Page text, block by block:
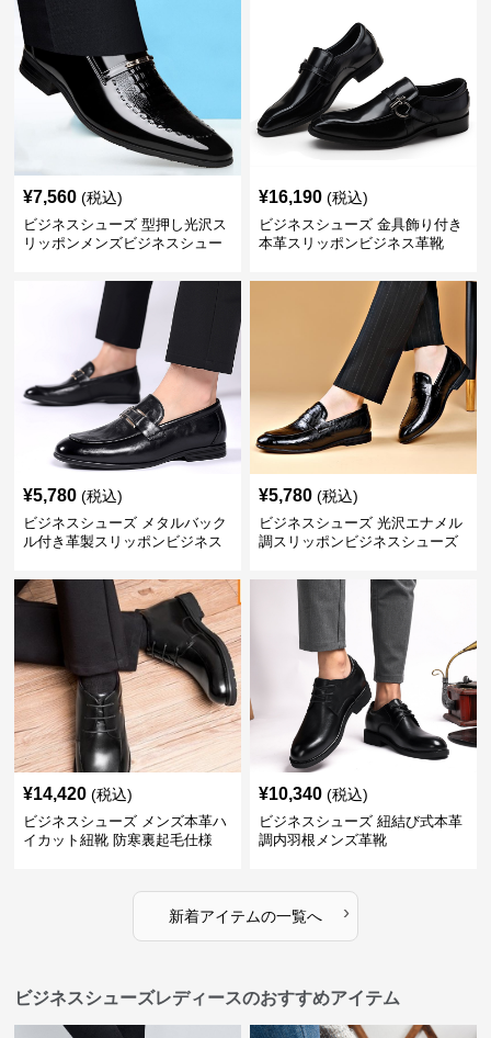
¥7,560 (税込)
ビジネスシューズ 型押し光沢ス
リッポンメンズビジネスシュー
¥16,190 (税込)
ビジネスシューズ 金具飾り付き
本革スリッポンビジネス革靴
¥5,780 (税込)
ビジネスシューズ メタルバック
ル付き革製スリッポンビジネス
¥5,780 (税込)
ビジネスシューズ 光沢エナメル
調スリッポンビジネスシューズ
¥14,420 (税込)
ビジネスシューズ メンズ本革ハ
イカット紐靴 防寒裏起毛仕様
¥10,340 (税込)
ビジネスシューズ 紐結び式本革
調内羽根メンズ革靴
新着アイテムの一覧へ ›
ビジネスシューズレディースのおすすめアイテム